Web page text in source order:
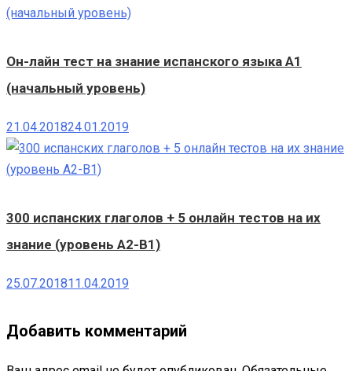
Он-лайн тест на знание испанского языка A1
(начальный уровень)
21.04.201824.01.2019
300 испанских глаголов + 5 онлайн тестов на их
знание (уровень A2-B1)
25.07.201811.04.2019
Добавить комментарий